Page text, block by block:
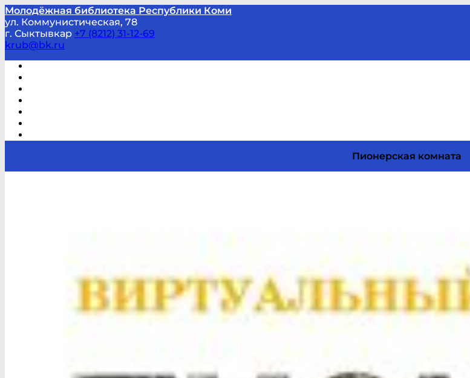
Молодёжная библиотека Республики Коми
ул. Коммунистическая, 78
г. Сыктывкар +7 (8212) 31-12-69
krub@bk.ru
Пионерская комната